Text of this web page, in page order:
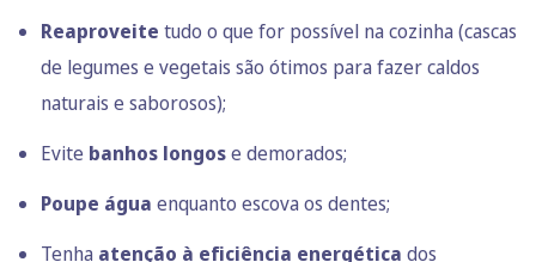
Reaproveite tudo o que for possível na cozinha (cascas
de legumes e vegetais são ótimos para fazer caldos
naturais e saborosos);
Evite banhos longose demorados;
Poupe água enquanto escova os dentes;
Tenha atenção à eficiência energética dos